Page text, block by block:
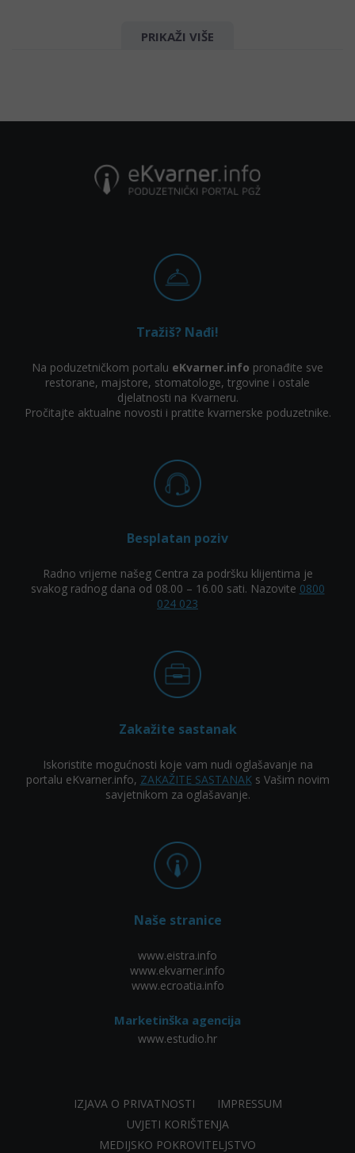
Ortopedija | Ortoped
Dental clinic, center |
Dentist
Zubne navlake |
Ljuskice za zube
PRIKAŽI VIŠE
Tražiš? Nađi!
Na poduzetničkom portalu eKvarner.info pronađite sve
restorane, majstore, stomatologe, trgovine i ostale
djelatnosti na Kvarneru.
Pročitajte aktualne novosti i pratite kvarnerske poduzetnike.
Besplatan poziv
Radno vrijeme našeg Centra za podršku klijentima je
svakog radnog dana od 08.00 – 16.00 sati. Nazovite 0800
024 023
Zakažite sastanak
Iskoristite mogućnosti koje vam nudi oglašavanje na
portalu eKvarner.info, ZAKAŽITE SASTANAKs Vašim novim
savjetnikom za oglašavanje.
Naše stranice
www.eistra.info
www.ekvarner.info
www.ecroatia.info
Marketinška agencija
www.estudio.hr
IZJAVA O PRIVATNOSTI
IMPRESSUM
UVJETI KORIŠTENJA
MEDIJSKO POKROVITELJSTVO